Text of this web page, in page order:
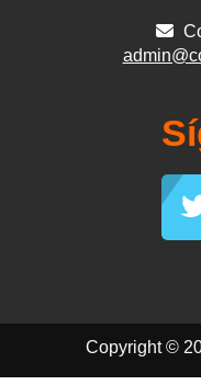
Copyright ©